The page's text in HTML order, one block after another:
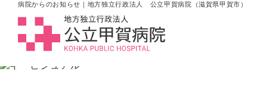
病院からのお知らせ｜地方独立行政法人 公立甲賀病院（滋賀県甲賀市）